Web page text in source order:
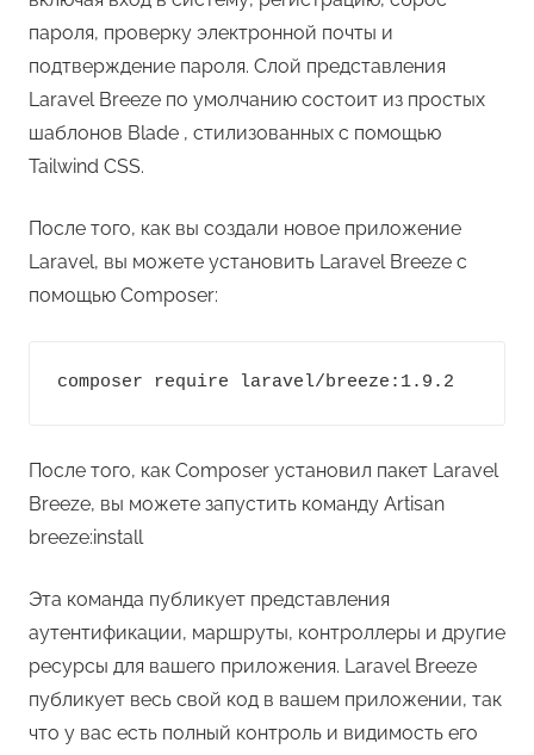
пароля, проверку электронной почты и
подтверждение пароля. Слой представления
Laravel Breeze по умолчанию состоит из простых
шаблонов Blade , стилизованных с помощью
Tailwind CSS.
После того, как вы создали новое приложение
Laravel, вы можете установить Laravel Breeze с
помощью Composer:
composer require laravel/breeze:1.9.2
После того, как Composer установил пакет Laravel
Breeze, вы можете запустить команду Artisan
breeze:install
Эта команда публикует представления
аутентификации, маршруты, контроллеры и другие
ресурсы для вашего приложения. Laravel Breeze
публикует весь свой код в вашем приложении, так
что у вас есть полный контроль и видимость его